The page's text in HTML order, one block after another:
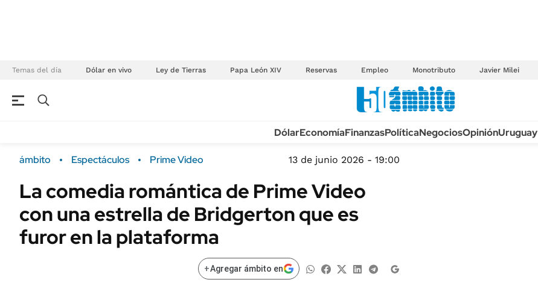
Temas del día Dólar en vivo Ley de Tierras Papa León XIV Reservas Empleo Monotributo Javier Milei
Campo
FINANZAS
Dólar
Sustentabilidad
Seguros
ENERGY REPORT
POLÍTICA
TECNOLOGÍA
MÉXICO
MUNDO
INFORMACIÓN GENERAL
DólarEconomíaFinanzasPolíticaNegociosOpiniónUruguay
ámbito Espectáculos Prime Video 13 de junio 2026 - 19:00
La comedia romántica de Prime Video
con una estrella de Bridgerton que es
furor en la plataforma
+Agregar ámbito en